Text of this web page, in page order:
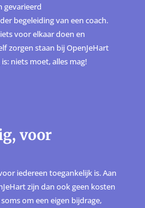
gevarieerd
begeleiding van een coach.
voor elkaar doen en
zorgen staan bij OpenJeHart
niets moet, alles mag!
voor
iedereen toegankelijk is. Aan
zijn dan ook geen kosten
om een eigen bijdrage,